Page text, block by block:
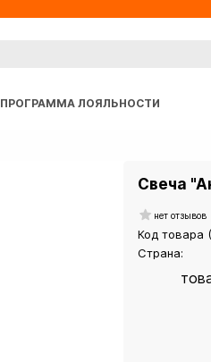
ПРОГРАММА ЛОЯЛЬНОСТИ
Свеча
нет отзывов
Код товара
Страна: